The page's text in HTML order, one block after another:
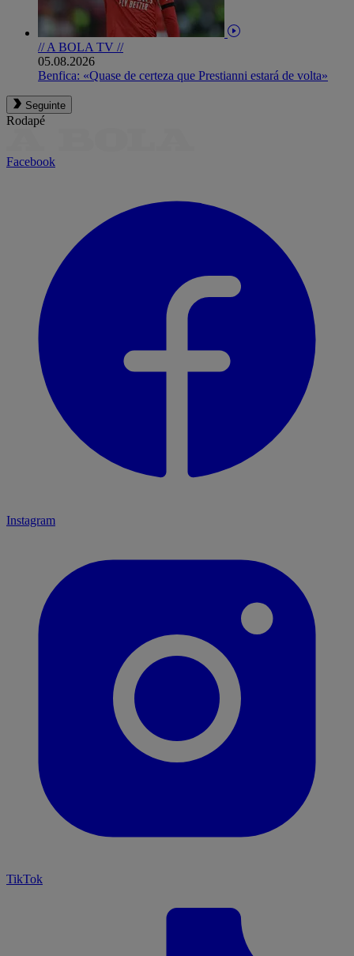
// A BOLA TV //
05.08.2026
Benfica: «Quase de certeza que Prestianni estará de volta»
Seguinte
Rodapé
Facebook
Instagram
TikTok